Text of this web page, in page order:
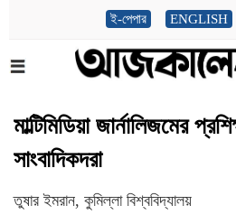
ই-পেপার ENGLISH
মাল্টিমিডিয়া জার্নালিজমের
সাংবাদিকদরা
তুষার ইমরান, কুমিল্লা বিশ্ববিদ্যালয়